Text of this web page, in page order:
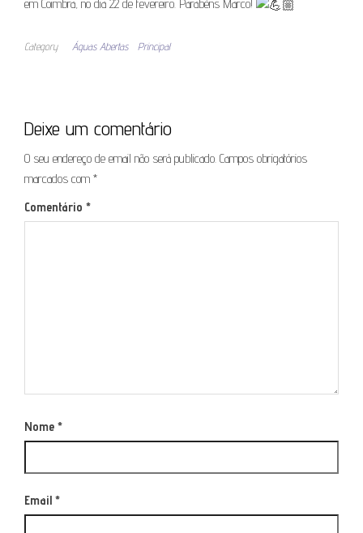
em Coimbra, no dia 22 de fevereiro. Parabéns Marco!
Category Águas Abertas Principal
Deixe um comentário
O seu endereço de email não será publicado. Campos obrigatórios
marcados com *
Comentário *
Nome *
Email *